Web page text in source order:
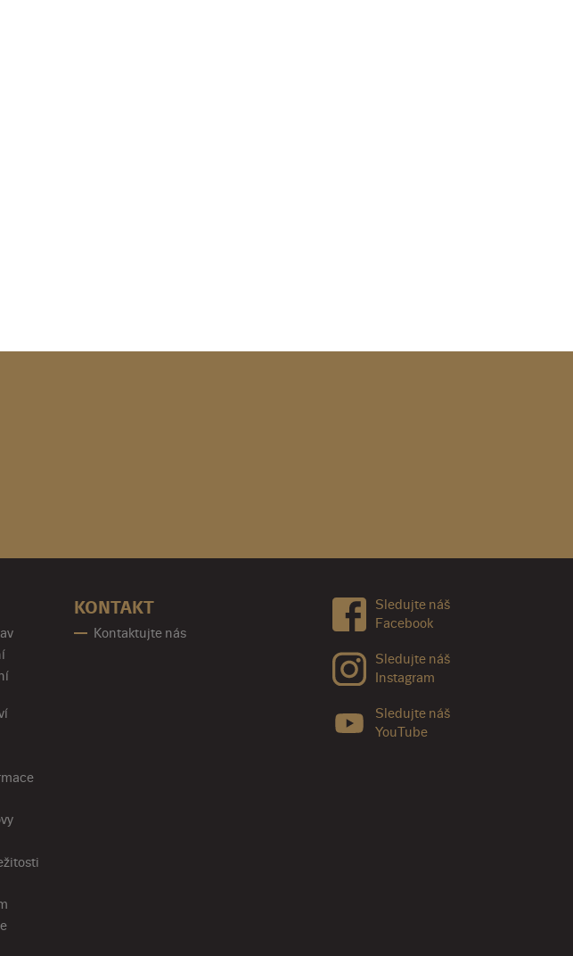
KONTAKT
Kontaktujte nás
Sledujte náš
Facebook
Sledujte náš
Instagram
Sledujte náš
YouTube